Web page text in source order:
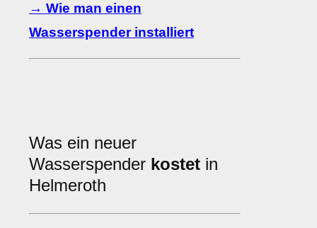
→ Wie man einen
Wasserspender installiert
Was ein neuer
Wasserspender kostet in
Helmeroth